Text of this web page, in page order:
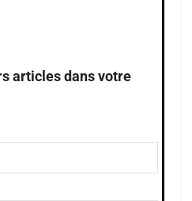
articles dans votre